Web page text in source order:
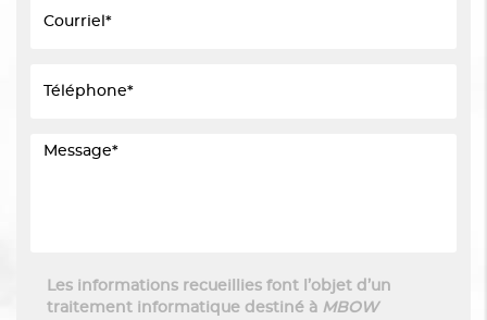
Les informations recueillies font l’objet d’un
traitement informatique destiné àMBOW